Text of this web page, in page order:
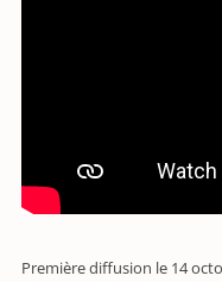
Première diffusion le 14